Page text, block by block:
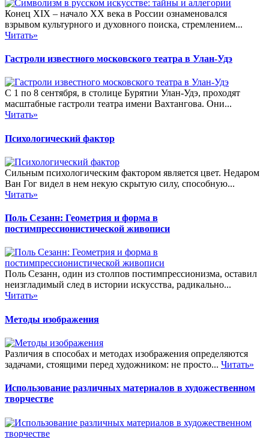
Конец XIX – начало XX века в России ознаменовался
взрывом культурного и духовного поиска, стремлением...
Читать»
Гастроли известного московского театра в Улан-Удэ
С 1 по 8 сентября, в столице Бурятии Улан-Удэ, проходят
масштабные гастроли театра имени Вахтангова. Они...
Читать»
Психологический фактор
Сильным психологическим фактором является цвет. Недаром
Ван Гог видел в нем некую скрытую силу, способную...
Читать»
Поль Сезанн: Геометрия и форма в
постимпрессионистической живописи
Поль Сезанн, один из столпов постимпрессионизма, оставил
неизгладимый след в истории искусства, радикально...
Читать»
Методы изображения
Различия в способах и методах изображения определяются
задачами, стоящими перед художником: не просто... Читать»
Использование различных материалов в художественном
творчестве